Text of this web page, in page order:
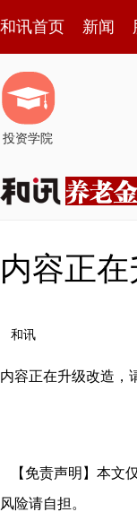
和讯首页 新闻
投资学院
内容正
和讯
内容正在升级改造，
【免责声明】本文
风险请自担。